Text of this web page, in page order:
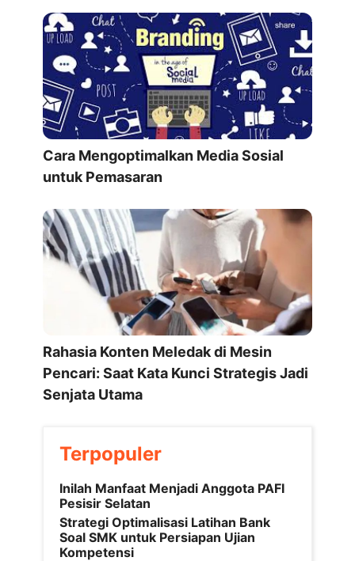
Cara Mengoptimalkan Media Sosial
untuk Pemasaran
Rahasia Konten Meledak di Mesin
Pencari: Saat Kata Kunci Strategis Jadi
Senjata Utama
Terpopuler
Inilah Manfaat Menjadi Anggota PAFI
Pesisir Selatan
Strategi Optimalisasi Latihan Bank
Soal SMK untuk Persiapan Ujian
Kompetensi